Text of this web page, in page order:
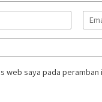
web saya pada